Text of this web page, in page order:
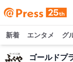
新着 エンタメ グ
ゴールドプ